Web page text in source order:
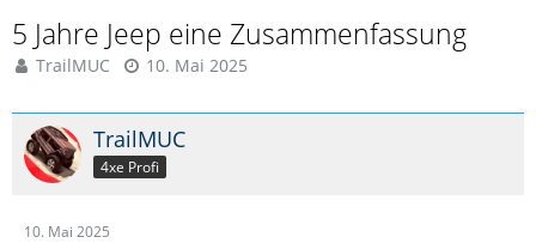
5 Jahre Jeep eine Zusammenfassung
TrailMUC 10. Mai 2025
TrailMUC
4xe Profi
10. Mai 2025